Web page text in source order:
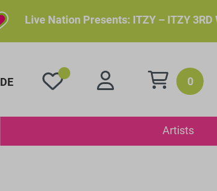
Live Nation Presents: ITZY – ITZY 3RD
DE 0
Artists